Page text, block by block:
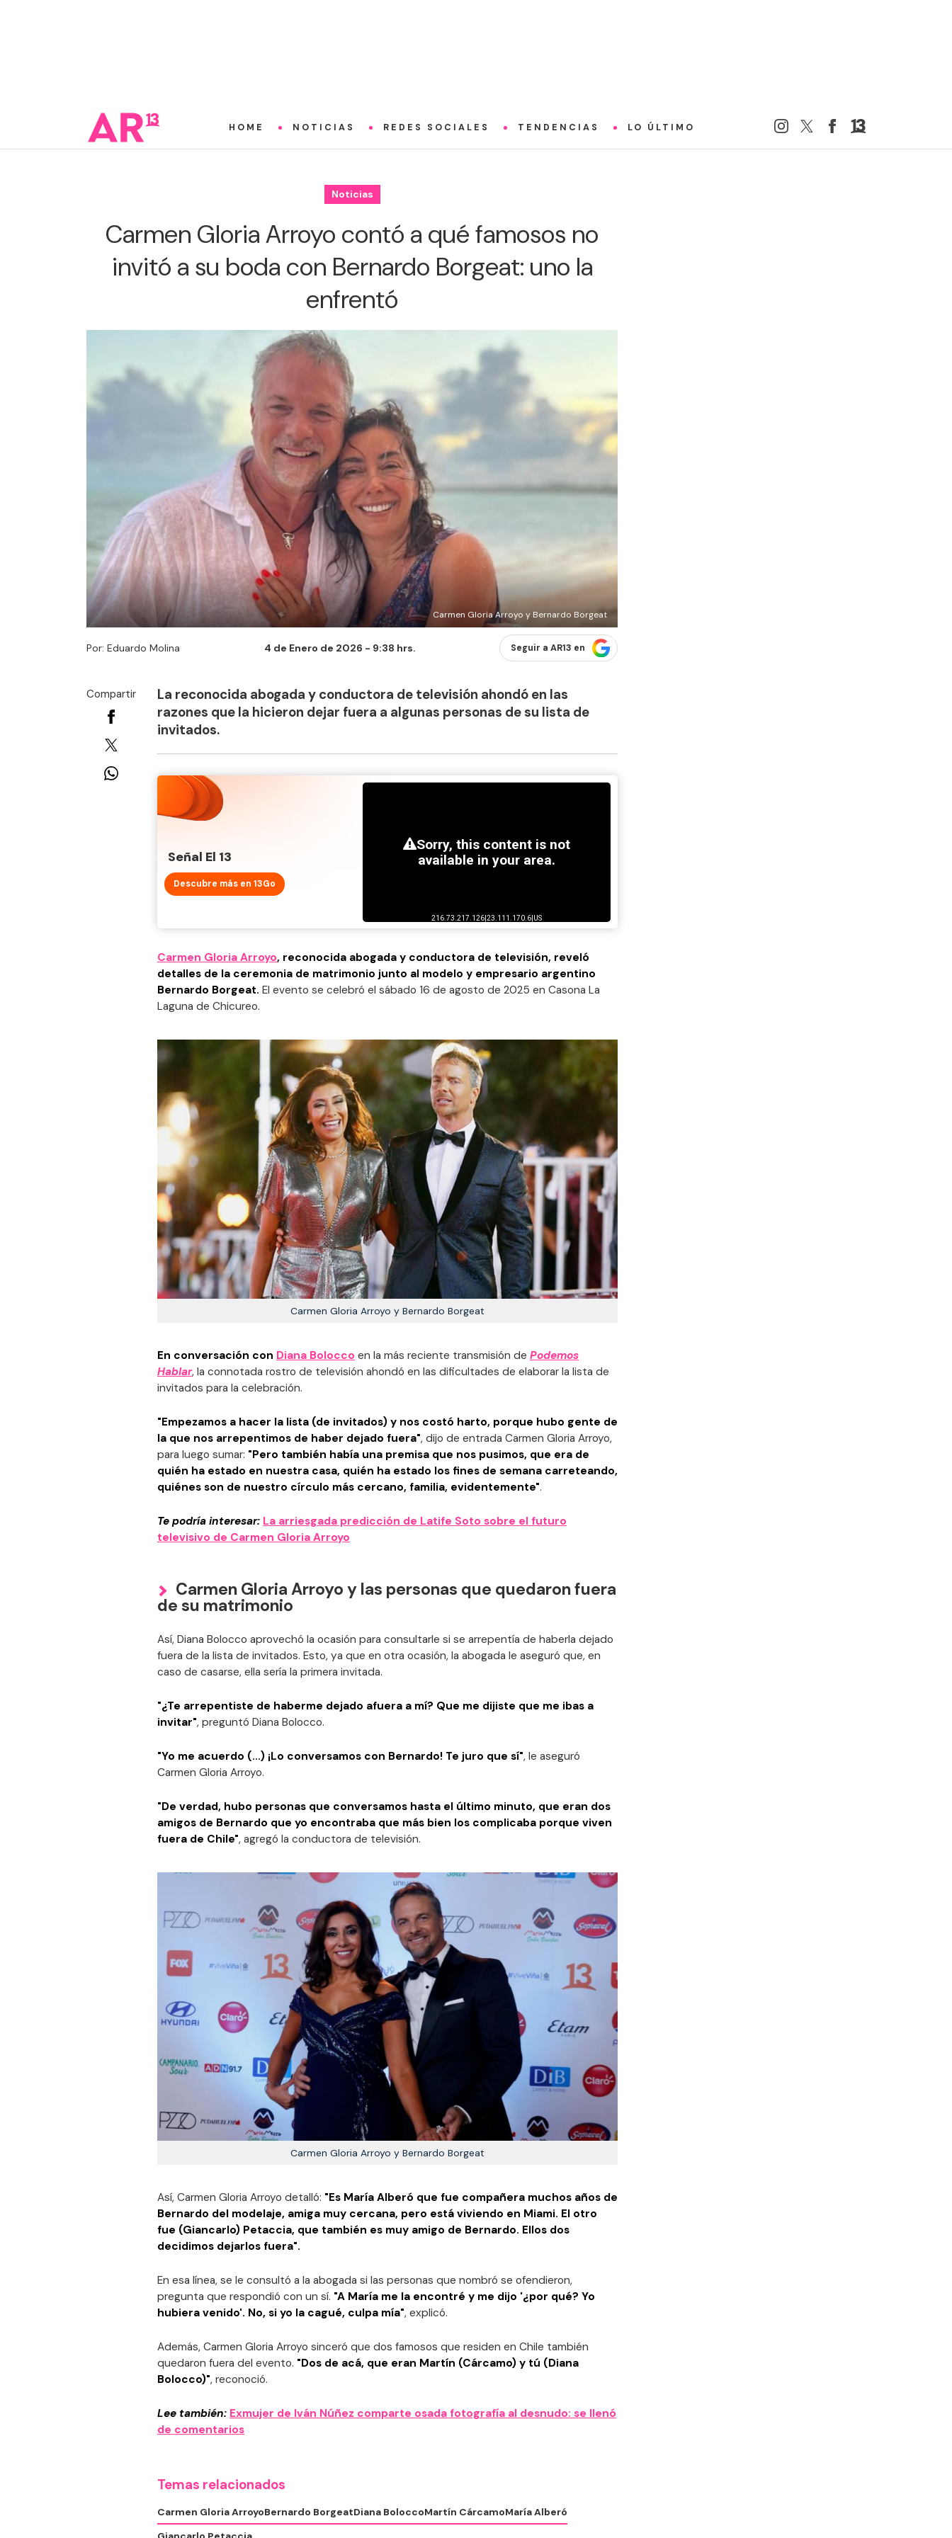
HOME NOTICIAS REDES SOCIALES TENDENCIAS LO ÚLTIMO
Noticias
Carmen Gloria Arroyo contó a qué famosos no
invitó a su boda con Bernardo Borgeat: uno la
enfrentó
Carmen Gloria Arroyo y Bernardo Borgeat
Por: Eduardo Molina 4 de Enero de 2026 - 9:38 hrs. Seguir a AR13 en
Compartir
La reconocida abogada y conductora de televisión ahondó en las
razones que la hicieron dejar fuera a algunas personas de su lista de
invitados.
Señal El 13
Descubre más en 13Go
Carmen Gloria Arroyo, reconocida abogada y conductora de televisión, reveló
detalles de la ceremonia de matrimonio junto al modelo y empresario argentino
Bernardo Borgeat. El evento se celebró el sábado 16 de agosto de 2025 en Casona La
Laguna de Chicureo.
Carmen Gloria Arroyo y Bernardo Borgeat
En conversación con Diana Bolocco en la más reciente transmisión de Podemos
Hablar, la connotada rostro de televisión ahondó en las dificultades de elaborar la lista de
invitados para la celebración.
"Empezamos a hacer la lista (de invitados) y nos costó harto, porque hubo gente de
la que nos arrepentimos de haber dejado fuera", dijo de entrada Carmen Gloria Arroyo,
para luego sumar: "Pero también había una premisa que nos pusimos, que era de
quién ha estado en nuestra casa, quién ha estado los fines de semana carreteando,
quiénes son de nuestro círculo más cercano, familia, evidentemente".
Te podría interesar: La arriesgada predicción de Latife Soto sobre el futuro
televisivo de Carmen Gloria Arroyo
Carmen Gloria Arroyo y las personas que quedaron fuera
de su matrimonio
Así, Diana Bolocco aprovechó la ocasión para consultarle si se arrepentía de haberla dejado
fuera de la lista de invitados. Esto, ya que en otra ocasión, la abogada le aseguró que, en
caso de casarse, ella sería la primera invitada.
"¿Te arrepentiste de haberme dejado afuera a mí? Que me dijiste que me ibas a
invitar", preguntó Diana Bolocco.
"Yo me acuerdo (...) ¡Lo conversamos con Bernardo! Te juro que sí", le aseguró
Carmen Gloria Arroyo.
"De verdad, hubo personas que conversamos hasta el último minuto, que eran dos
amigos de Bernardo que yo encontraba que más bien los complicaba porque viven
fuera de Chile", agregó la conductora de televisión.
Carmen Gloria Arroyo y Bernardo Borgeat
Así, Carmen Gloria Arroyo detalló: "Es María Alberó que fue compañera muchos años de
Bernardo del modelaje, amiga muy cercana, pero está viviendo en Miami. El otro
fue (Giancarlo) Petaccia, que también es muy amigo de Bernardo. Ellos dos
decidimos dejarlos fuera".
En esa línea, se le consultó a la abogada si las personas que nombró se ofendieron,
pregunta que respondió con un sí. "A María me la encontré y me dijo '¿por qué? Yo
hubiera venido'. No, si yo la cagué, culpa mía", explicó.
Además, Carmen Gloria Arroyo sinceró que dos famosos que residen en Chile también
quedaron fuera del evento. "Dos de acá, que eran Martín (Cárcamo) y tú (Diana
Bolocco)", reconoció.
Lee también: Exmujer de Iván Núñez comparte osada fotografía al desnudo: se llenó
de comentarios
Temas relacionados
Carmen Gloria ArroyoBernardo BorgeatDiana BoloccoMartín CárcamoMaría Alberó